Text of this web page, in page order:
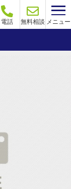
電話 無料相談 メニュー